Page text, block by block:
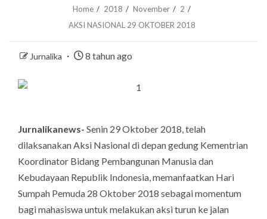
Home 2018 November
2
AKSI NASIONAL 29 OKTOBER 2018
Jurnalika 8 tahun ago
Jurnalikanews- Senin 29 Oktober 2018, telah
dilaksanakan Aksi Nasional di depan gedung Kementrian
Koordinator Bidang Pembangunan Manusia dan
Kebudayaan Republik Indonesia, memanfaatkan Hari
Sumpah Pemuda 28 Oktober 2018 sebagai momentum
bagi mahasiswa untuk melakukan aksi turun ke jalan